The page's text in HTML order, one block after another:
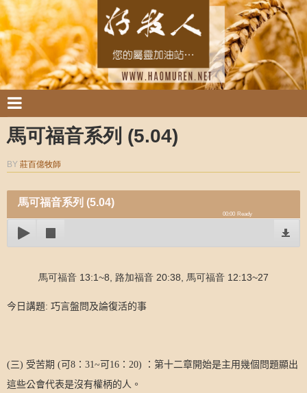
馬可福音系列 (5.04)
BY 莊百億牧師
馬可福音系列 (5.04)
00:00 Ready
馬可福音 13:1~8, 路加福音 20:38, 馬可福音 12:13~27
今日講題: 巧言盤問及論復活的事
(三) 受苦期 (可8 ： 31~可16 ： 20)
：第十二章開始是主用幾個問題顯出
這些公會代表是沒有權柄的人。